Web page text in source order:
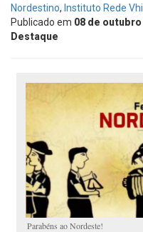
Nordestino, Instituto Rede
Publicado em 08 de outubro
Destaque
Parabéns ao Nordeste!